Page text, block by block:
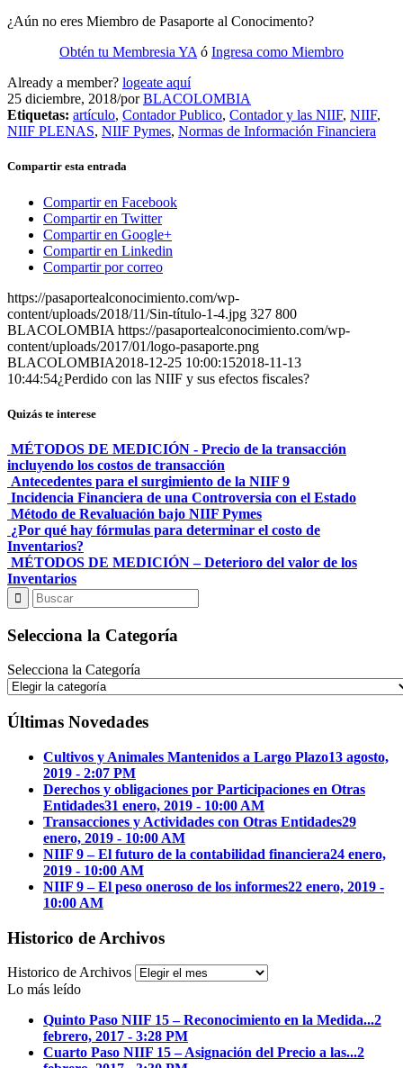
¿Aún no eres Miembro de Pasaporte al Conocimento?
Obtén tu Membresia YA ó Ingresa como Miembro
Already a member? logeate aquí
25 diciembre, 2018/porBLACOLOMBIA
Etiquetas: artículo, Contador Publico, Contador y las NIIF, NIIF,
NIIF PLENAS, NIIF Pymes, Normas de Información Financiera
Compartir esta entrada
Compartir en Facebook
Compartir en Twitter
Compartir en Google+
Compartir en Linkedin
Compartir por correo
https://pasaportealconocimiento.com/wp-
content/uploads/2018/11/Sin-título-1-4.jpg 327 800
BLACOLOMBIA https://pasaportealconocimiento.com/wp-
content/uploads/2017/01/logo-pasaporte.png
BLACOLOMBIA2018-12-25 10:00:152018-11-13
10:44:54¿Perdido con las NIIF y sus efectos fiscales?
Quizás te interese
MÉTODOS DE MEDICIÓN - Precio de la transacción
incluyendo los costos de transacción
Antecedentes para el surgimiento de la NIIF 9
Incidencia Financiera de una Controversia con el Estado
Método de Revaluación bajo NIIF Pymes
¿Por qué hay fórmulas para determinar el costo de
Inventarios?
MÉTODOS DE MEDICIÓN – Deterioro del valor de los
Inventarios
Selecciona la Categoría
Selecciona la Categoría
Últimas Novedades
Cultivos y Animales Mantenidos a Largo Plazo13 agosto,
2019 - 2:07 PM
Derechos y obligaciones por Participaciones en Otras
Entidades31 enero, 2019 - 10:00 AM
Transacciones y Actividades con Otras Entidades29
enero, 2019 - 10:00 AM
NIIF 9 – El futuro de la contabilidad financiera24 enero,
2019 - 10:00 AM
NIIF 9 – El peso oneroso de los informes22 enero, 2019 -
10:00 AM
Historico de Archivos
Historico de Archivos
Lo más leído
Quinto Paso NIIF 15 – Reconocimiento en la Medida...2
febrero, 2017 - 3:28 PM
Cuarto Paso NIIF 15 – Asignación del Precio a las...2